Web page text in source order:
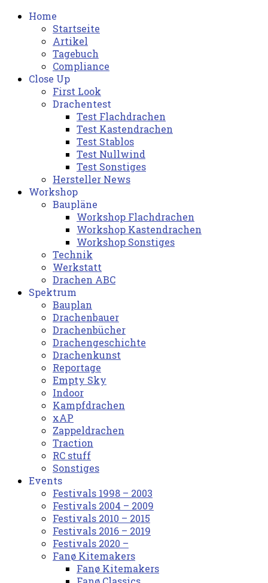
Home
Startseite
Artikel
Tagebuch
Compliance
Close Up
First Look
Drachentest
Test Flachdrachen
Test Kastendrachen
Test Stablos
Test Nullwind
Test Sonstiges
Hersteller News
Workshop
Baupläne
Workshop Flachdrachen
Workshop Kastendrachen
Workshop Sonstiges
Technik
Werkstatt
Drachen ABC
Spektrum
Bauplan
Drachenbauer
Drachenbücher
Drachengeschichte
Drachenkunst
Reportage
Empty Sky
Indoor
Kampfdrachen
xAP
Zappeldrachen
Traction
RC stuff
Sonstiges
Events
Festivals 1998 – 2003
Festivals 2004 – 2009
Festivals 2010 – 2015
Festivals 2016 – 2019
Festivals 2020 –
Fanø Kitemakers
Fanø Kitemakers